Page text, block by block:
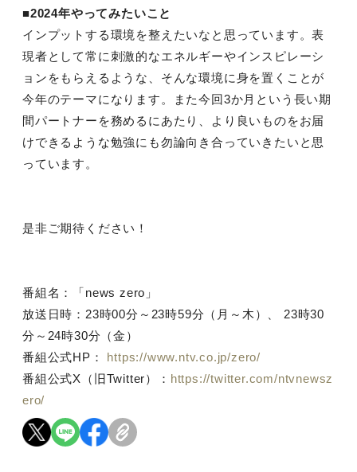
■2024年やってみたいこと
インプットする環境を整えたいなと思っています。表
現者として常に刺激的なエネルギーやインスピレーシ
ョンをもらえるような、そんな環境に身を置くことが
今年のテーマになります。また今回3か月という長い期
間パートナーを務めるにあたり、より良いものをお届
けできるような勉強にも勿論向き合っていきたいと思
っています。
是非ご期待ください！
番組名：「news zero」
放送日時：23時00分～23時59分（月～木）、 23時30
分～24時30分（金）
番組公式HP： https://www.ntv.co.jp/zero/
番組公式X（旧Twitter）： https://twitter.com/ntvnewsz
ero/